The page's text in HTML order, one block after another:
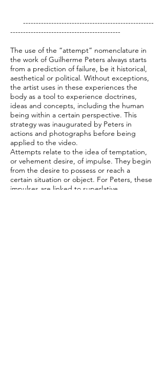
---------------------------------------------------
-------------------------------------------
The use of the “attempt” nomenclature in
the work of Guilherme Peters always starts
from a prediction of failure, be it historical,
aesthetical or political. Without exceptions,
the artist uses in these experiences the
body as a tool to experience doctrines,
ideas and concepts, including the human
being within a certain perspective. This
strategy was inaugurated by Peters in
actions and photographs before being
applied to the video.​
Attempts relate to the idea of temptation,
or vehement desire, of impulse. They begin
from the desire to possess or reach a
certain situation or object. For Peters, these
impulses are linked to superlative